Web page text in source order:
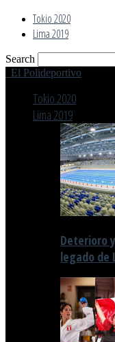
Tokio 2020
Lima 2019
Search
El Polideportivo
Tokio 2020
Lima 2019
Deterioro
legado de